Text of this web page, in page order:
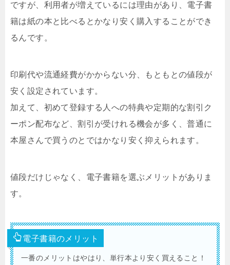
ですが、利用者が増えているには理由があり、電子書
籍は紙の本と比べるとかなり安く購入することができ
るんです。
印刷代や流通経費がかからない分、もともとの値段が
安く設定されています。
加えて、初めて登録する人への特典や定期的な割引ク
ーポン配布など、割引が受けれる機会が多く、普通に
本屋さんで買うのとではかなり安く抑えられます。
値段だけじゃなく、電子書籍を選ぶメリットがありま
す。
電子書籍のメリット
一番のメリットはやはり、単行本より安く買えること！